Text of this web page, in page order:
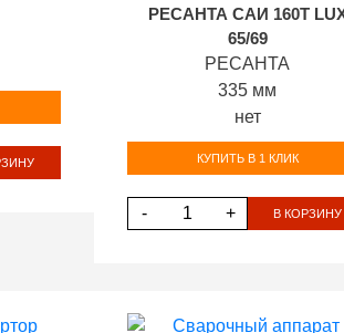
РЕСАНТА САИ 160Т
65/69
РЕСАНТА
335 мм
нет
КУПИТЬ В 1 КЛИК
- + В КОРЗИНУ